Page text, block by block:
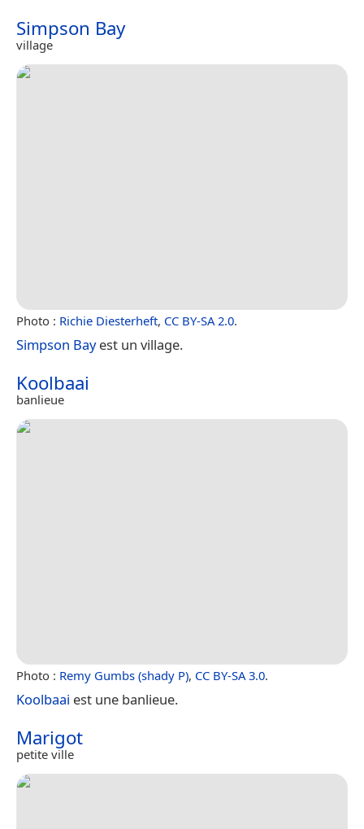
Simpson Bay
village
Photo : Richie Diesterheft, CC BY-SA 2.0.
Simpson Bayest un village.
Koolbaai
banlieue
Photo : Remy Gumbs (shady P), CC BY-SA 3.0.
Koolbaai est une banlieue.
Marigot
petite ville